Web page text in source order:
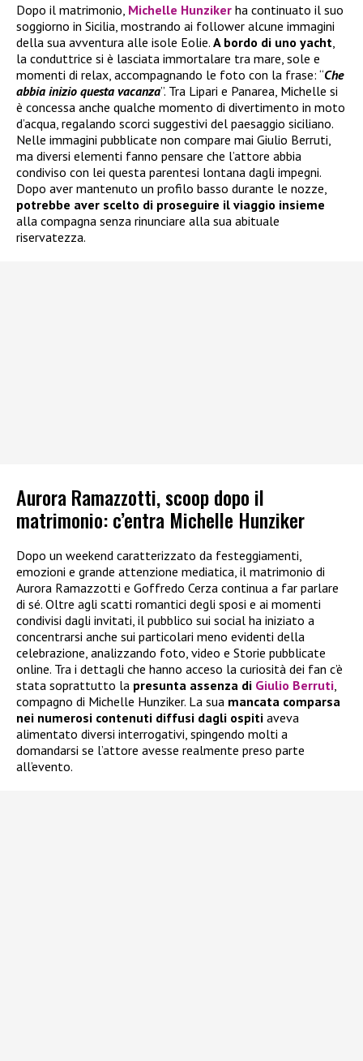
Dopo il matrimonio, Michelle Hunziker ha continuato il suo
soggiorno in Sicilia, mostrando ai follower alcune immagini
della sua avventura alle isole Eolie. A bordo di uno yacht
la conduttrice si è lasciata immortalare tra mare, sole e
momenti di relax, accompagnando le foto con la frase: “Che
abbia inizio questa vacanza”. Tra Lipari e Panarea, Michelle si
è concessa anche qualche momento di divertimento in moto
d’acqua, regalando scorci suggestivi del paesaggio siciliano.
Nelle immagini pubblicate non compare mai Giulio Berruti,
ma diversi elementi fanno pensare che l’attore abbia
condiviso con lei questa parentesi lontana dagli impegni.
Dopo aver mantenuto un profilo basso durante le nozze,
potrebbe aver scelto di proseguire il viaggio insieme
alla compagna senza rinunciare alla sua abituale
riservatezza.
Aurora Ramazzotti, scoop dopo il
matrimonio: c’entra Michelle Hunziker
Dopo un weekend caratterizzato da festeggiamenti,
emozioni e grande attenzione mediatica, il matrimonio di
Aurora Ramazzotti e Goffredo Cerza continua a far parlare
di sé. Oltre agli scatti romantici degli sposi e ai momenti
condivisi dagli invitati, il pubblico sui social ha iniziato a
concentrarsi anche sui particolari meno evidenti della
celebrazione, analizzando foto, video e Storie pubblicate
online. Tra i dettagli che hanno acceso la curiosità dei fan c’è
stata soprattutto la presunta assenza di Giulio Berruti,
compagno di Michelle Hunziker. La sua mancata comparsa
nei numerosi contenuti diffusi dagli ospiti aveva
alimentato diversi interrogativi, spingendo molti a
domandarsi se l’attore avesse realmente preso parte
all’evento.